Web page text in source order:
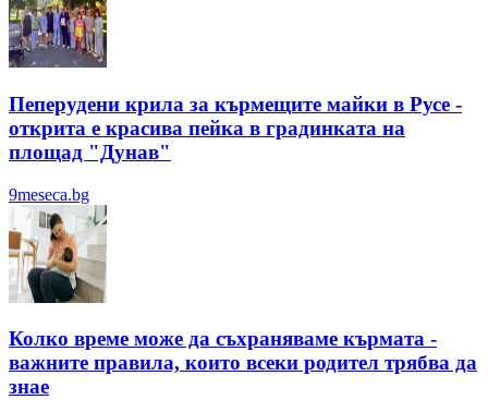
Пеперудени крила за кърмещите майки в Русе -
открита е красива пейка в градинката на
площад "Дунав"
9meseca.bg
Колко време може да съхраняваме кърмата -
важните правила, които всеки родител трябва да
знае